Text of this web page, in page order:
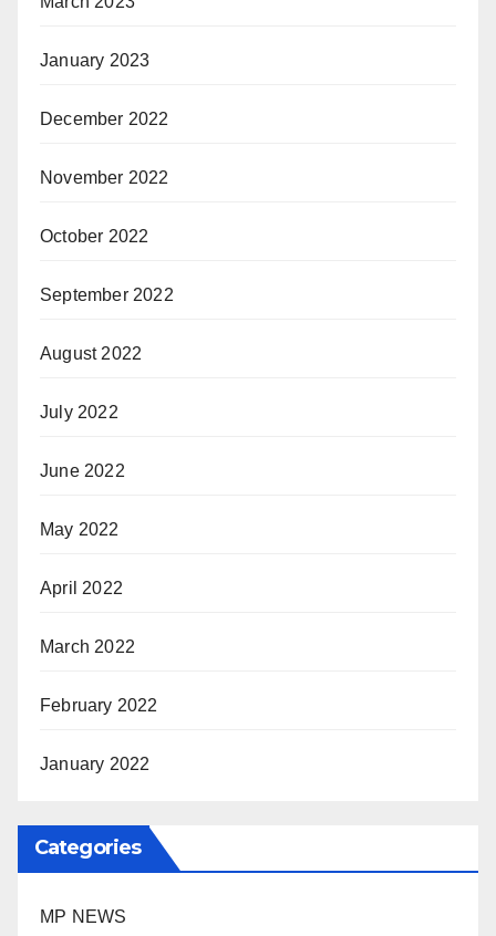
January 2023
December 2022
November 2022
October 2022
September 2022
August 2022
July 2022
June 2022
May 2022
April 2022
March 2022
February 2022
January 2022
Categories
MP NEWS